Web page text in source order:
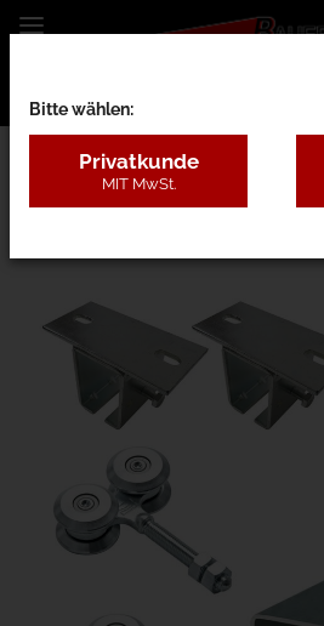
13HAB - 150kg
Bitte wählen:
Privatkunde
MIT MwSt.